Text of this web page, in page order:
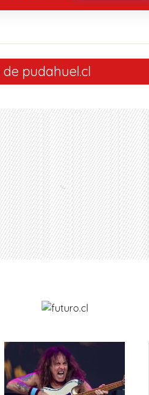
de pudahuel.cl